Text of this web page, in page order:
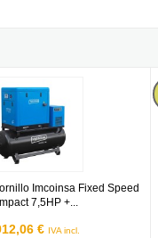
+ Secador +
Imcoinsa Fixed Speed
7,5HP +...
€ IVA incl.
tornillo Imcoinsa Fixed